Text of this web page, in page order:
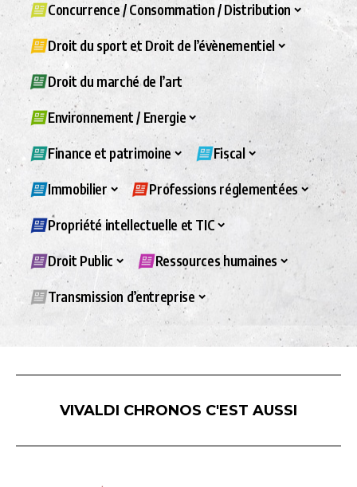
Concurrence / Consommation / Distribution
Droit du sport et Droit de l’évènementiel
Droit du marché de l’art
Environnement / Energie
Finance et patrimoine Fiscal
Immobilier Professions réglementées
Propriété intellectuelle et TIC
Droit Public Ressources humaines
Transmission d’entreprise
VIVALDI CHRONOS C'EST AUSSI